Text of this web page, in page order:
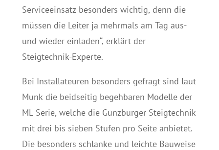
Serviceeinsatz besonders wichtig, denn die
müssen die Leiter ja mehrmals am Tag aus-
und wieder einladen“, erklärt der
Steigtechnik-Experte.
Bei Installateuren besonders gefragt sind laut
Munk die beidseitig begehbaren Modelle der
ML-Serie, welche die Günzburger Steigtechnik
mit drei bis sieben Stufen pro Seite anbietet.
Die besonders schlanke und leichte Bauweise